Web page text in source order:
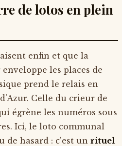
de lotos en plein
enfin et que la
les places de
prend le relais en
Celle du crieur de
égrène les numéros sous
Ici, le loto communal
de hasard : c'est un rituel